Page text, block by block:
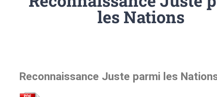
les Nations
Reconnaissance Juste parmi les